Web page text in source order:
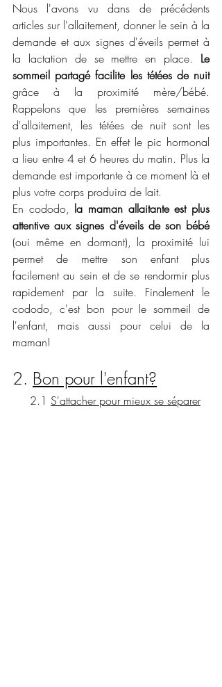
Nous l'avons vu dans de précédents
articles sur l'allaitement, donner le sein à la
demande et aux signes d'éveils permet à
la lactation de se mettre en place. Le
sommeil partagé facilite les tétées de nuit
grâce à la proximité mère/bébé.
Rappelons que les premières semaines
d'allaitement, les tétées de nuit sont les
plus importantes. En effet le pic hormonal
a lieu entre 4 et 6 heures du matin. Plus la
demande est importante à ce moment là et
plus votre corps produira de lait.
En cododo, la maman allaitante est plus
attentive aux signes d'éveils de son bébé
(oui même en dormant), la proximité lui
permet de mettre son enfant plus
facilement au sein et de se rendormir plus
rapidement par la suite. Finalement le
cododo, c'est bon pour le sommeil de
l'enfant, mais aussi pour celui de la
maman!
2. Bon pour l'enfant?
     2.1
S'attacher pour mieux se séparer